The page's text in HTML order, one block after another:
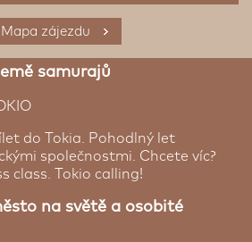
Mapa zájezdu
samurajů
do Tokia. Pohodlný let
společnostmi. Chcete víc?
class. Tokio calling!
na světě a osobité